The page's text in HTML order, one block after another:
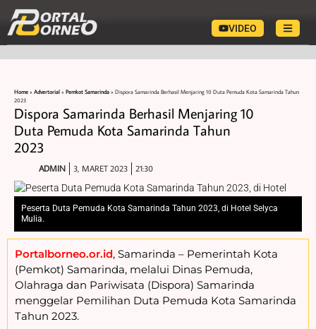
VIDEO
Home » Advertorial » Pemkot Samarinda » Dispora Samarinda Berhasil Menjaring 10 Duta Pemuda Kota Samarinda Tahun
2023
Dispora Samarinda Berhasil Menjaring 10
Duta Pemuda Kota Samarinda Tahun
2023
ADMIN 3, MARET 2023 21:30
Peserta Duta Pemuda Kota Samarinda Tahun 2023, di Hotel Selyca
Mulia.
Portalborneo.or.id, Samarinda – Pemerintah Kota
(Pemkot) Samarinda, melalui Dinas Pemuda,
Olahraga dan Pariwisata (Dispora) Samarinda
menggelar Pemilihan Duta Pemuda Kota Samarinda
Tahun 2023.